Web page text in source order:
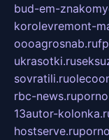
bud-em-
korolevremont-
oooagrosnab.ru
ukrasotki.ru
sovratili.ru
rbc-news.ru
13autor-
hostserve.ru